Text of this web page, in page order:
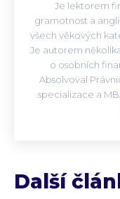
Je lektorem
gramotnost a
všech věkových
Je autorem
o osobních
Absolvoval
specializace a
Další